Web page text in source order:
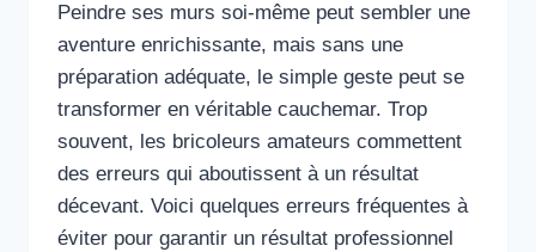
Peindre ses murs soi-même peut sembler une
aventure enrichissante, mais sans une
préparation adéquate, le simple geste peut se
transformer en véritable cauchemar. Trop
souvent, les bricoleurs amateurs commettent
des erreurs qui aboutissent à un résultat
décevant. Voici quelques erreurs fréquentes à
éviter pour garantir un résultat professionnel